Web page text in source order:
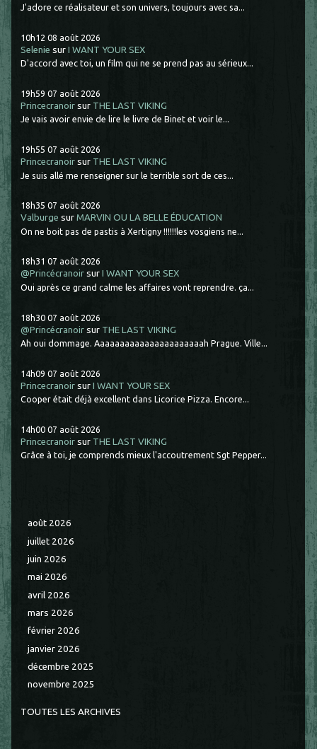
J'adore ce réalisateur et son univers, toujours avec sa...
10h12 08 août 2026
Selenie surI WANT YOUR SEX
D'accord avec toi, un film qui ne se prend pas au sérieux...
19h59 07 août 2026
Princecranoir sur THE LAST VIKING
Je vais avoir envie de lire le livre de Binet et voir le...
19h55 07 août 2026
Princecranoir sur THE LAST VIKING
Je suis allé me renseigner sur le terrible sort de ces...
18h35 07 août 2026
Valburge surMARVIN OU LA BELLE ÉDUCATION
On ne boit pas de pastis à Xertigny !!!!!!les vosgiens ne...
18h31 07 août 2026
@Princécranoir surI WANT YOUR SEX
Oui après ce grand calme les affaires vont reprendre. ça...
18h30 07 août 2026
@Princécranoir sur THE LAST VIKING
Ah oui dommage. Aaaaaaaaaaaaaaaaaaaaaah Prague. Ville...
14h09 07 août 2026
Princecranoir surI WANT YOUR SEX
Cooper était déjà excellent dans Licorice Pizza. Encore...
14h00 07 août 2026
Princecranoir sur THE LAST VIKING
Grâce à toi, je comprends mieux l'accoutrement Sgt Pepper...
août 2026
juillet 2026
juin 2026
mai 2026
avril 2026
mars 2026
février 2026
janvier 2026
décembre 2025
novembre 2025
TOUTES LES ARCHIVES